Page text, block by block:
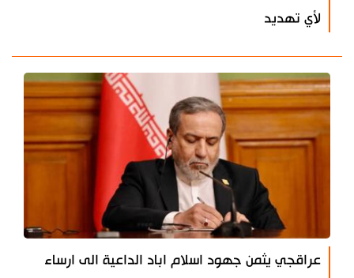
لأي تهديد
عراقجي يثمن جهود اسلام اباد الداعية الى ارساء